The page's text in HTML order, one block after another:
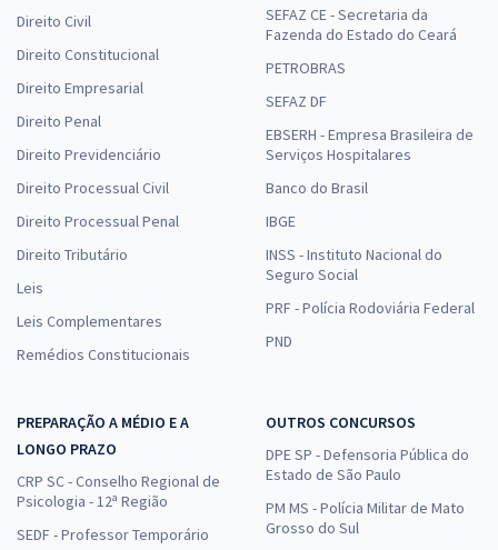
Direito Civil
Direito Constitucional
Direito Empresarial
Direito Penal
Direito Previdenciário
Direito Processual Civil
Direito Processual Penal
Direito Tributário
Leis
Leis Complementares
Remédios Constitucionais
SEFAZ CE - Secretaria da
Fazenda do Estado do Ceará
PETROBRAS
SEFAZ DF
EBSERH - Empresa Brasileira de
Serviços Hospitalares
Banco do Brasil
IBGE
INSS - Instituto Nacional do
Seguro Social
PRF - Polícia Rodoviária Federal
PND
PREPARAÇÃO A MÉDIO E A
LONGO PRAZO
CRP SC - Conselho Regional de
Psicologia - 12ª Região
SEDF - Professor Temporário
OUTROS CONCURSOS
DPE SP - Defensoria Pública do
Estado de São Paulo
PM MS - Polícia Militar de Mato
Grosso do Sul